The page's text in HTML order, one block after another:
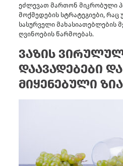
ეძლევათ მართონ მიკრობული
მოქმედების სტრატეგიები,
სასურველი მახასიათებლების
ღვინოების წარმოებას.
ვაზის
დაავადებები
მიყენებული